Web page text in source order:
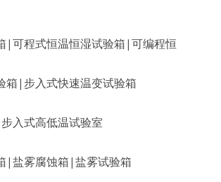
|可程式恒温恒湿试验箱|可编程恒
箱|步入式快速温变试验箱
入式高低温试验室
|盐雾腐蚀箱|盐雾试验箱